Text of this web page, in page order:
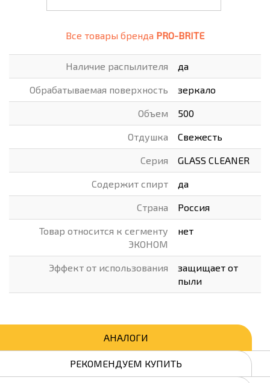
Все товары бренда PRO-BRITE
Наличие распылителя да
Обрабатываемая поверхность зеркало
Объем 500
Отдушка Свежесть
Серия GLASS CLEANER
Содержит спирт да
Страна Россия
Товар относится к сегменту
ЭКОНОМ
нет
Эффект от использования
защищает от
пыли
АНАЛОГИ
РЕКОМЕНДУЕМ КУПИТЬ